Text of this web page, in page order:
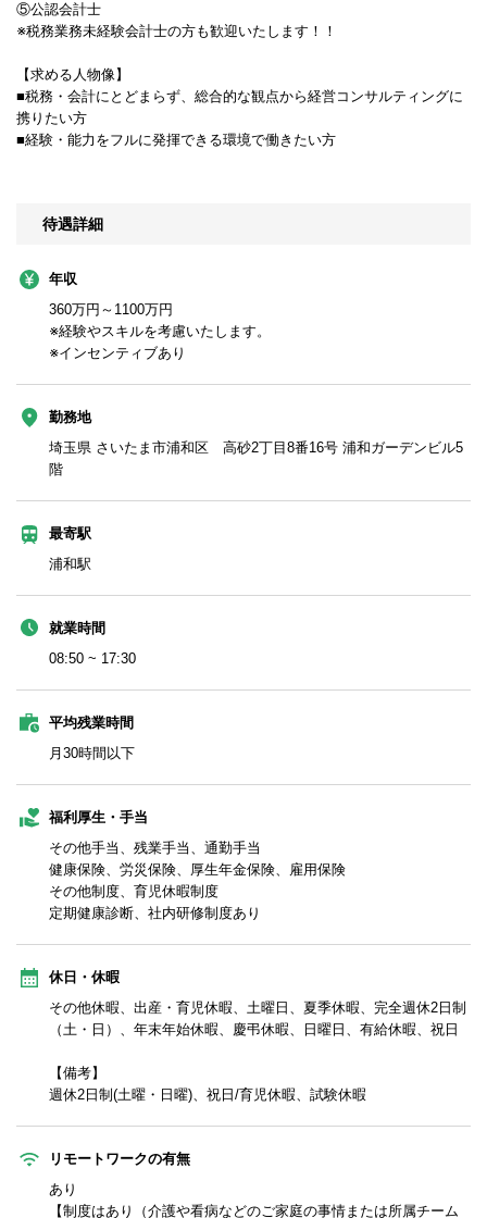
⑤公認会計士
※税務業務未経験会計士の方も歓迎いたします！！
【求める人物像】
■税務・会計にとどまらず、総合的な観点から経営コンサルティングに
携りたい方
■経験・能力をフルに発揮できる環境で働きたい方
待遇詳細
年収
360万円～1100万円
※経験やスキルを考慮いたします。
※インセンティブあり
勤務地
埼玉県 さいたま市浦和区 高砂2丁目8番16号 浦和ガーデンビル5
階
最寄駅
浦和駅
就業時間
08:50 ~ 17:30
平均残業時間
月30時間以下
福利厚生・手当
その他手当、残業手当、通勤手当
健康保険、労災保険、厚生年金保険、雇用保険
その他制度、育児休暇制度
定期健康診断、社内研修制度あり
休日・休暇
その他休暇、出産・育児休暇、土曜日、夏季休暇、完全週休2日制
（土・日）、年末年始休暇、慶弔休暇、日曜日、有給休暇、祝日
【備考】
週休2日制(土曜・日曜)、祝日/育児休暇、試験休暇
リモートワークの有無
あり
【制度はあり（介護や看病などのご家庭の事情または所属チーム